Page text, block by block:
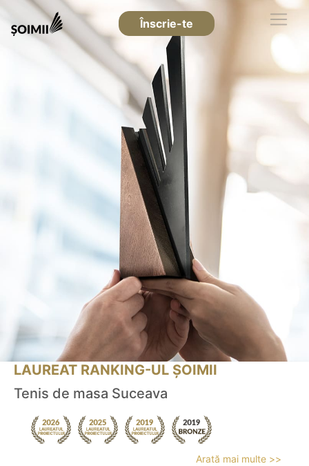
Înscrie-te
LAUREAT RANKING-UL ȘOIMII
Tenis de masa Suceava
Arată mai multe >>